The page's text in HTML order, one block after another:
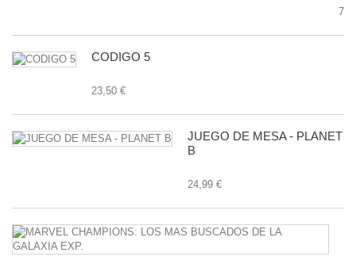
CODIGO 5
23,50 €
JUEGO DE MESA - PLANET
B
24,99 €